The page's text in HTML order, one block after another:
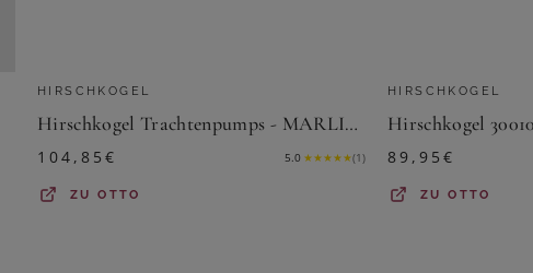
HIRSCHKOGEL
Hirschkogel Trachtenpumps - MARLIES - altrosa Pumps
104,85€ 5.0 ★★★★★(1)
ZUOTTO
HIRSCHKOGEL
Hirschkogel
89,95€
ZUOTTO